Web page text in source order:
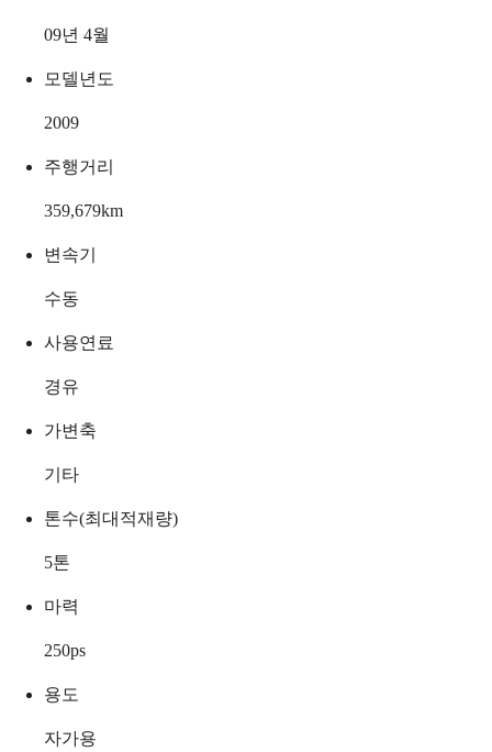
09년 4월
모델년도
2009
주행거리
359,679km
변속기
수동
사용연료
경유
가변축
기타
톤수(최대적재량)
5톤
마력
250ps
용도
자가용